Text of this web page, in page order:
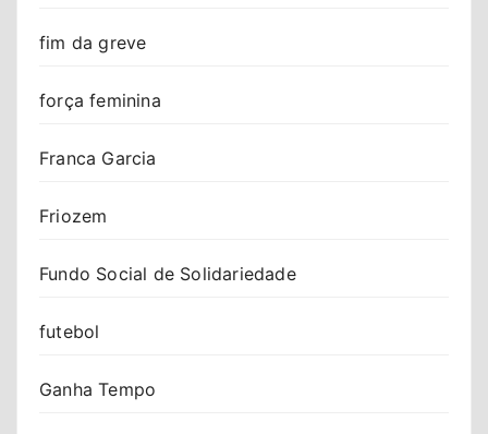
fim da greve
força feminina
Franca Garcia
Friozem
Fundo Social de Solidariedade
futebol
Ganha Tempo